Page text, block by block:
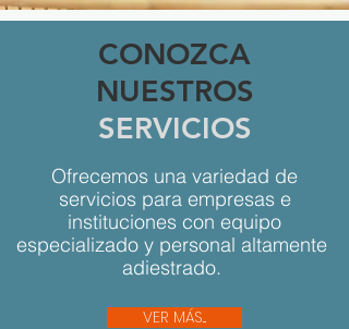
CONOZCA
NUESTROS
SERVICIOS
Ofrecemos una variedad de
servicios para empresas e
instituciones con equipo
especializado y personal altamente
adiestrado.
VER MÁS...